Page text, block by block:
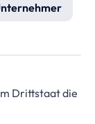
Drittstaat die